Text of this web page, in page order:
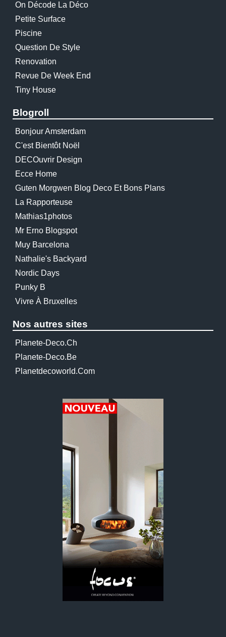
On Décode La Déco
Petite Surface
Piscine
Question De Style
Renovation
Revue De Week End
Tiny House
Blogroll
Bonjour Amsterdam
C'est Bientôt Noël
DECOuvrir Design
Ecce Home
Guten Morgwen Blog Deco Et Bons Plans
La Rapporteuse
Mathias1photos
Mr Erno Blogspot
Muy Barcelona
Nathalie's Backyard
Nordic Days
Punky B
Vivre À Bruxelles
Nos autres sites
Planete-Deco.ch
Planete-Deco.be
Planetdecoworld.com